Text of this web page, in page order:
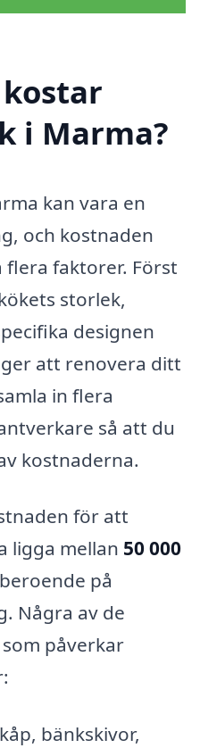
i Marma?
kan vara en
och kostnaden
faktorer. Först
storlek,
designen
att renovera ditt
in flera
så att du
kostnaderna.
för att
ligga mellan 50 000
på
Några av de
påverkar
bänkskivor,